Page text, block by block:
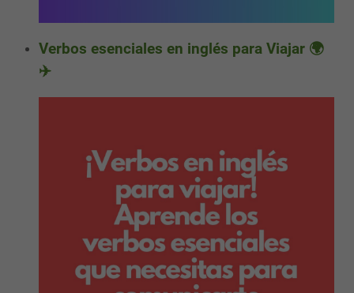
Verbos esenciales en inglés para Viajar 🌍
✈️